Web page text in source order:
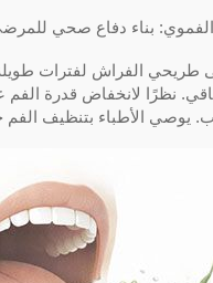
الفموي: بناء دفاع صحي
طريحي الفراش لفترات طويلة
نظرًا لانخفاض قدرة الفم
يوصي الأطباء بتنظيف الفم